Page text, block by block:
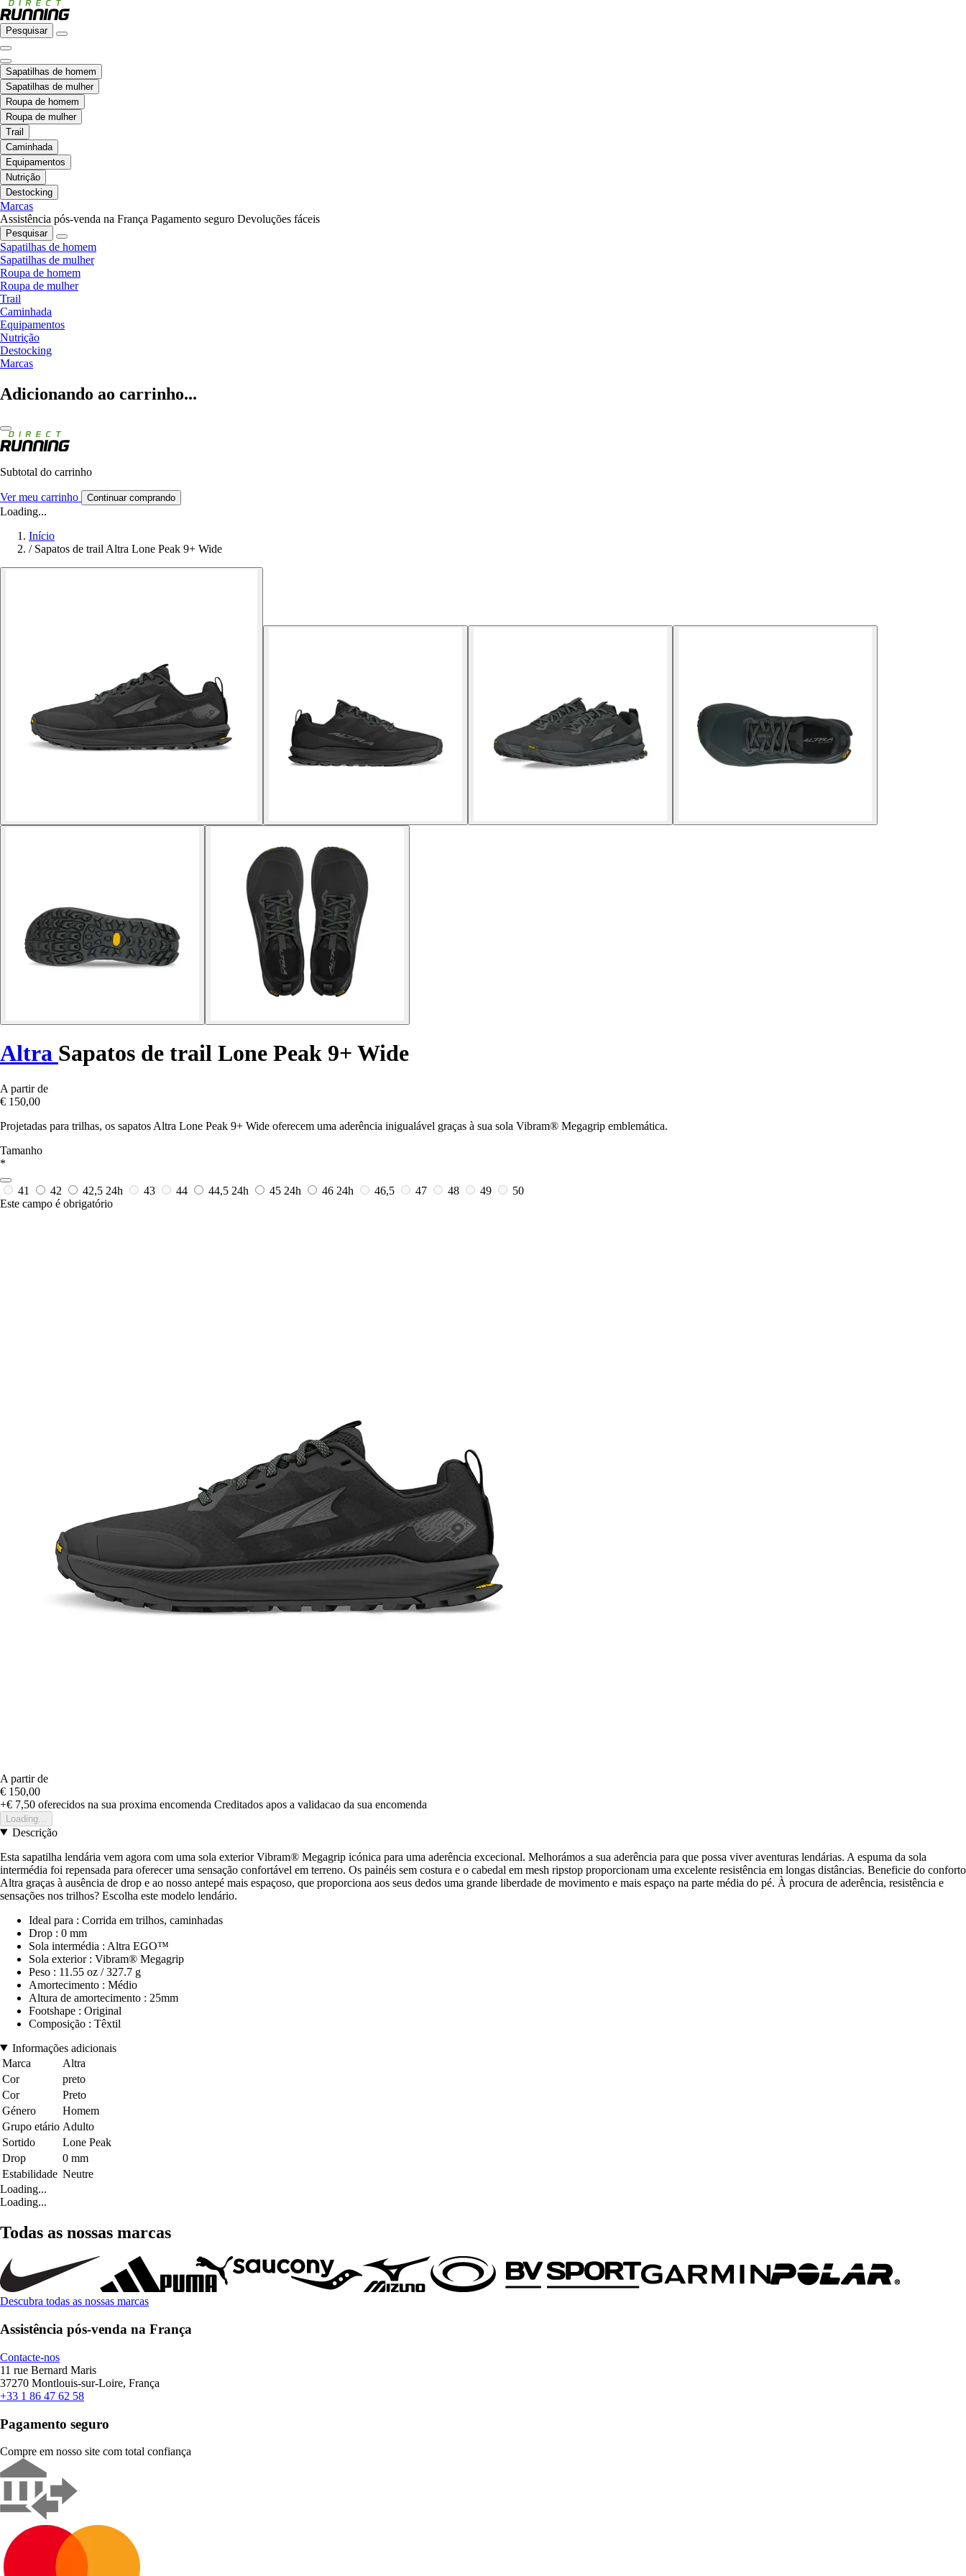
Pesquisar
Sapatilhas de homem
Sapatilhas de mulher
Roupa de homem
Roupa de mulher
Trail
Caminhada
Equipamentos
Nutrição
Destocking
Marcas
Assistência pós-venda na França Pagamento seguro Devoluções fáceis
Pesquisar
Sapatilhas de homem
Sapatilhas de mulher
Roupa de homem
Roupa de mulher
Trail
Caminhada
Equipamentos
Nutrição
Destocking
Marcas
Adicionando ao carrinho...
Subtotal do carrinho
Ver meu carrinho Continuar comprando
Loading...
Início
/ Sapatos de trail Altra Lone Peak 9+ Wide
Altra Sapatos de trail Lone Peak 9+ Wide
A partir de
€ 150,00
Projetadas para trilhas, os sapatos Altra Lone Peak 9+ Wide oferecem uma aderência inigualável graças à sua sola Vibram® Megagrip emblemática.
Tamanho
*
41 42 42,5 24h 43 44 44,5 24h 45 24h 46 24h 46,5 47 48 49
50
Este campo é obrigatório
A partir de
€ 150,00
+€ 7,50 oferecidos na sua proxima encomenda Creditados apos a validacao da sua encomenda
Loading...
Descrição
Esta sapatilha lendária vem agora com uma sola exterior Vibram® Megagrip icónica para uma aderência excecional. Melhorámos a sua aderência para que possa viver aventuras lendárias. A espuma da sola
intermédia foi repensada para oferecer uma sensação confortável em terreno. Os painéis sem costura e o cabedal em mesh ripstop proporcionam uma excelente resistência em longas distâncias. Beneficie do conforto
Altra graças à ausência de drop e ao nosso antepé mais espaçoso, que proporciona aos seus dedos uma grande liberdade de movimento e mais espaço na parte média do pé. À procura de aderência, resistência e
sensações nos trilhos? Escolha este modelo lendário.
Ideal para : Corrida em trilhos, caminhadas
Drop : 0 mm
Sola intermédia : Altra EGO™
Sola exterior : Vibram® Megagrip
Peso : 11.55 oz / 327.7 g
Amortecimento : Médio
Altura de amortecimento : 25mm
Footshape : Original
Composição : Têxtil
Informações adicionais
Marca
Altra
Cor
preto
Cor
Preto
Género
Homem
Grupo etário Adulto
Sortido
Lone Peak
Drop
0 mm
Estabilidade Neutre
Loading...
Loading...
Todas as nossas marcas
Descubra todas as nossas marcas
Assistência pós-venda na França
Contacte-nos
11 rue Bernard Maris
37270 Montlouis-sur-Loire, França
+33 1 86 47 62 58
Pagamento seguro
Compre em nosso site com total confiança